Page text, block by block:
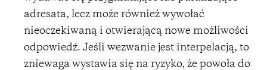
adresata, lecz może również wywołać
nieoczekiwaną i otwierającą nowe możliwości
odpowiedź. Jeśli wezwanie jest interpelacją, to
zniewaga wystawia się na ryzyko, że powoła do